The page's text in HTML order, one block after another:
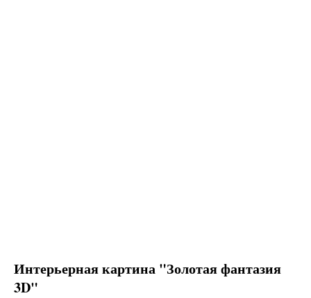
Интерьерная картина "Золотая фантазия
3D"